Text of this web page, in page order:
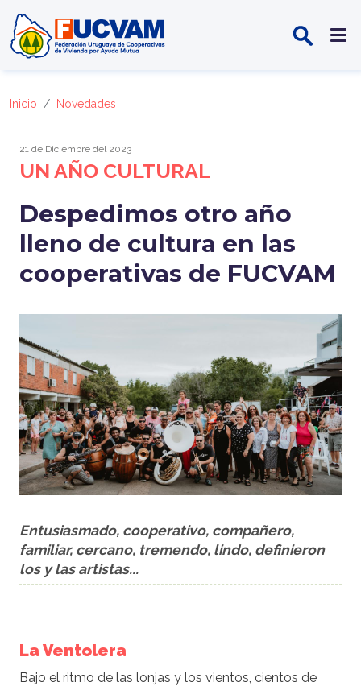
Inicio Novedades
21 de Diciembre del 2023
UN AÑO CULTURAL
Despedimos otro año
lleno de cultura en las
cooperativas de FUCVAM
Entusiasmado, cooperativo, compañero,
familiar, cercano, tremendo, lindo, definieron
los y las artistas...
La Ventolera
Bajo el ritmo de las lonjas y los vientos, cientos de